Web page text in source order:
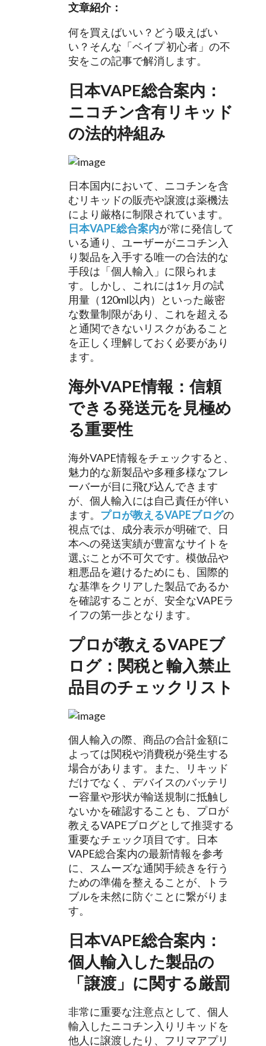
文章紹介：
何を買えばいい？どう吸えばい
い？そんな「ベイプ 初心者」の不
安をこの記事で解消します。
日本VAPE総合案内：
ニコチン含有リキッド
の法的枠組み
日本国内において、ニコチンを含
むリキッドの販売や譲渡は薬機法
により厳格に制限されています。
日本VAPE総合案内が常に発信して
いる通り、ユーザーがニコチン入
り製品を入手する唯一の合法的な
手段は「個人輸入」に限られま
す。しかし、これには1ヶ月の試
用量（120ml以内）といった厳密
な数量制限があり、これを超える
と通関できないリスクがあること
を正しく理解しておく必要があり
ます。
海外VAPE情報：信頼
できる発送元を見極め
る重要性
海外VAPE情報をチェックすると、
魅力的な新製品や多種多様なフレ
ーバーが目に飛び込んできます
が、個人輸入には自己責任が伴い
ます。 プロが教えるVAPEブログの
視点では、成分表示が明確で、日
本への発送実績が豊富なサイトを
選ぶことが不可欠です。模倣品や
粗悪品を避けるためにも、国際的
な基準をクリアした製品であるか
を確認することが、安全なVAPEラ
イフの第一歩となります。
プロが教えるVAPEブ
ログ：関税と輸入禁止
品目のチェックリスト
個人輸入の際、商品の合計金額に
よっては関税や消費税が発生する
場合があります。また、リキッド
だけでなく、デバイスのバッテリ
ー容量や形状が輸送規制に抵触し
ないかを確認することも、プロが
教えるVAPEブログとして推奨する
重要なチェック項目です。日本
VAPE総合案内の最新情報を参考
に、スムーズな通関手続きを行う
ための準備を整えることが、トラ
ブルを未然に防ぐことに繋がりま
す。
日本VAPE総合案内：
個人輸入した製品の
「譲渡」に関する厳罰
非常に重要な注意点として、個人
輸入したニコチン入りリキッドを
他人に譲渡したり、フリマアプリ